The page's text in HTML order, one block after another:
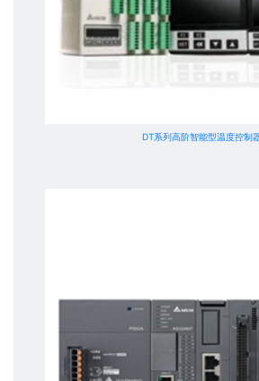
DT系列高阶智能型温度控制